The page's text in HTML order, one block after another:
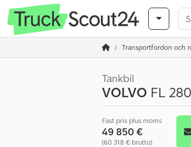
Transportfordon och
Tankbil
VOLVO FL
Fast pris plus moms
49 850 €
(60 318 € brutto)